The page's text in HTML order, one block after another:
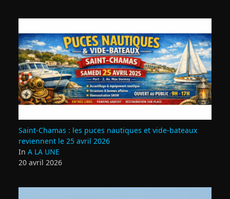
Saint‑Chamas : les puces nautiques et vide‑bateaux
reviennent le 25 avril 2026
In A LA UNE
20 avril 2026